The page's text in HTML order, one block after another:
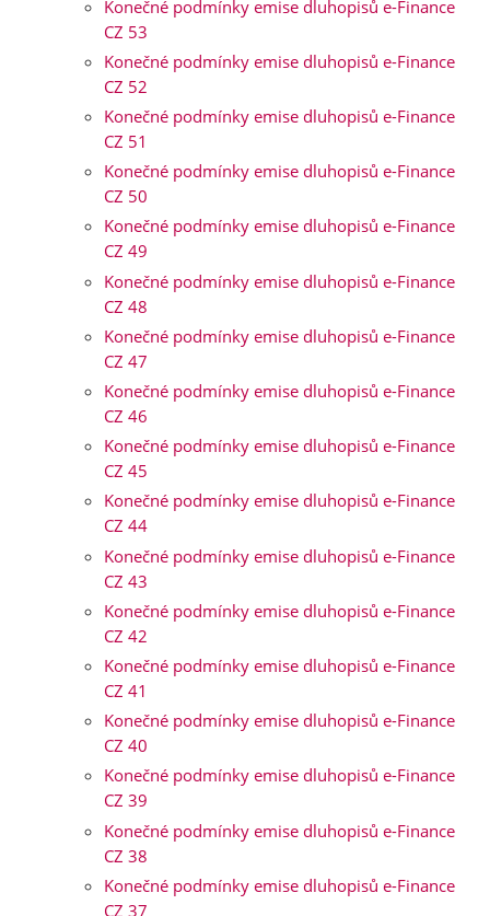
Konečné podmínky emise dluhopisů e-Finance
CZ 53
Konečné podmínky emise dluhopisů e-Finance
CZ 52
Konečné podmínky emise dluhopisů e-Finance
CZ 51
Konečné podmínky emise dluhopisů e-Finance
CZ 50
Konečné podmínky emise dluhopisů e-Finance
CZ 49
Konečné podmínky emise dluhopisů e-Finance
CZ 48
Konečné podmínky emise dluhopisů e-Finance
CZ 47
Konečné podmínky emise dluhopisů e-Finance
CZ 46
Konečné podmínky emise dluhopisů e-Finance
CZ 45
Konečné podmínky emise dluhopisů e-Finance
CZ 44
Konečné podmínky emise dluhopisů e-Finance
CZ 43
Konečné podmínky emise dluhopisů e-Finance
CZ 42
Konečné podmínky emise dluhopisů e-Finance
CZ 41
Konečné podmínky emise dluhopisů e-Finance
CZ 40
Konečné podmínky emise dluhopisů e-Finance
CZ 39
Konečné podmínky emise dluhopisů e-Finance
CZ 38
Konečné podmínky emise dluhopisů e-Finance
CZ 37